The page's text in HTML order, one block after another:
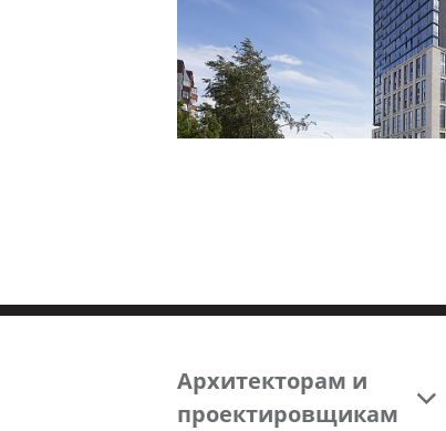
Смотреть проект
Архитекторам и
проектировщикам